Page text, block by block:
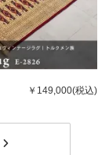
￥149,000(税込)